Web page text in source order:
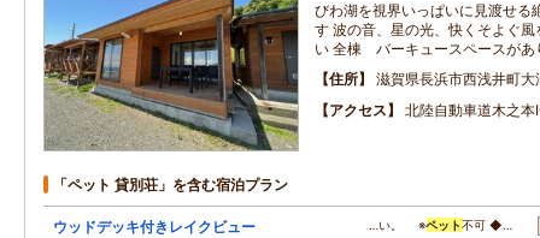
びわ湖を視界いっぱいに見渡せる
す 波の音、星の光、快くそよぐ
い 全棟 バーキュースペースがあ
住所
滋賀県長浜市西浅井町
アクセス
北陸自動車道木之
「ペット 貸別荘」を含む宿泊プラン
ウッドデッキ付きレイクビュー …い。 ※ペット不可 ◆…